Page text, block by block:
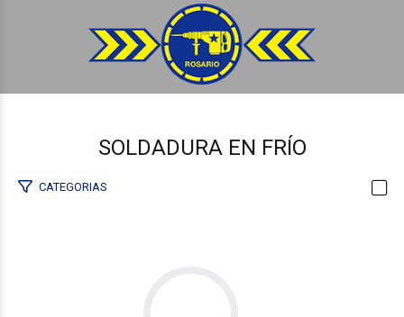
SOLDADURA EN FRÍO
CATEGORIAS